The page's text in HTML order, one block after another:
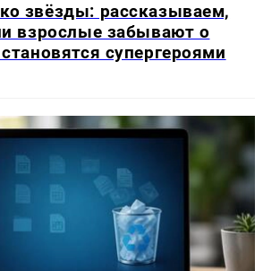
звёзды: рассказываем,
взрослые забывают о
супергероями